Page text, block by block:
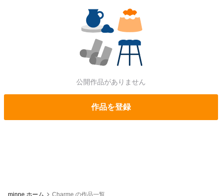
公開作品がありません
作品を登録
minne ホーム Charme の作品一覧